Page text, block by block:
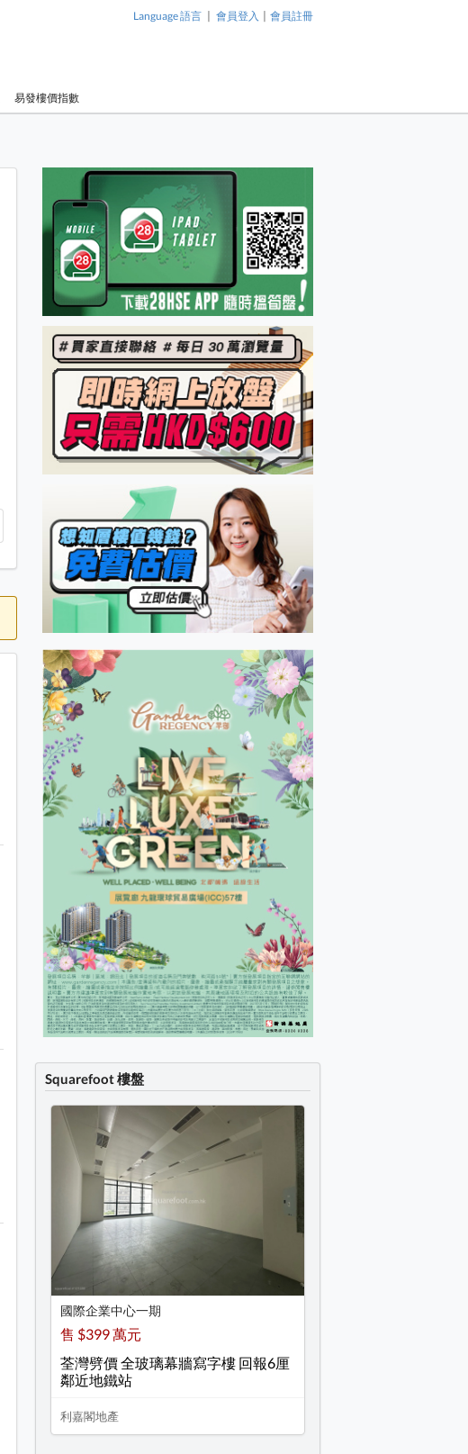
Language 語言 | 會員登入 | 會員註冊
易發樓價指數
Squarefoot 樓盤
國際企業中心一期
售 $399 萬元
荃灣劈價 全玻璃幕牆寫字樓 回報6厘
鄰近地鐵站
利嘉閣地產